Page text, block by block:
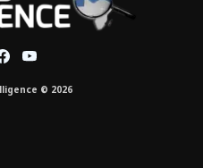
© 2026